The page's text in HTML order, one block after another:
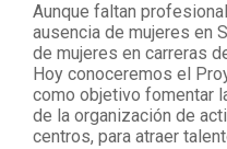
Aunque faltan
ausencia de mujeres en
de mujeres en carreras
Hoy conoceremos el
como objetivo fomentar
de la organización de
centros, para atraer